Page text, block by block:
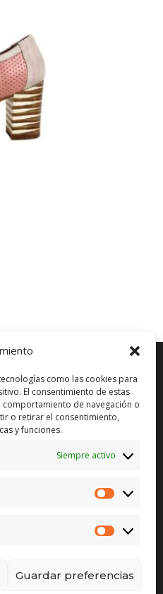
como las cookies para
El consentimiento de estas
de navegación o
o retirar el consentimiento,
y funciones.
Siempre activo
Marketing
Guardar preferencias